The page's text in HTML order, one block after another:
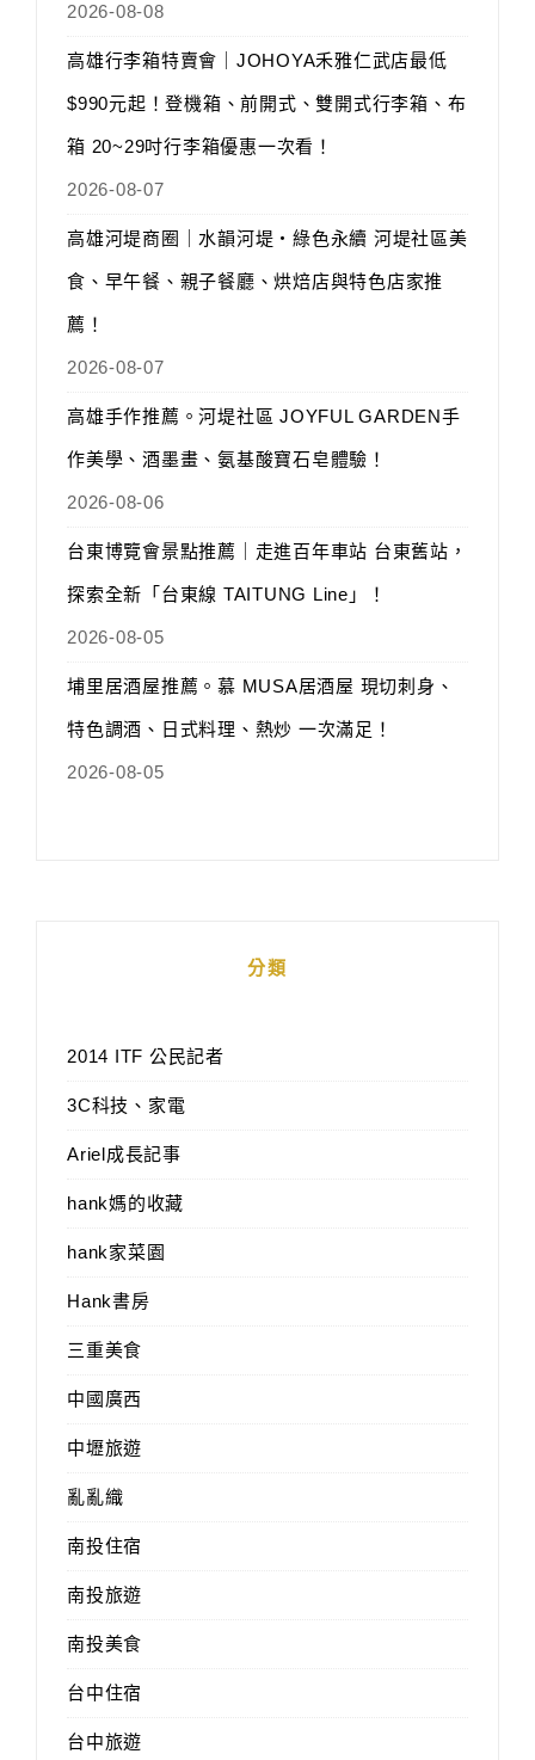
2026-08-08
高雄行李箱特賣會｜JOHOYA禾雅仁武店最低
$990元起！登機箱、前開式、雙開式行李箱、布
箱 20~29吋行李箱優惠一次看！
2026-08-07
高雄河堤商圈｜水韻河堤‧綠色永續 河堤社區美
食、早午餐、親子餐廳、烘焙店與特色店家推
薦！
2026-08-07
高雄手作推薦。河堤社區 JOYFUL GARDEN手
作美學、酒墨畫、氨基酸寶石皂體驗！
2026-08-06
台東博覽會景點推薦｜走進百年車站 台東舊站，
探索全新「台東線 TAITUNG Line」！
2026-08-05
埔里居酒屋推薦。慕 MUSA居酒屋 現切刺身、
特色調酒、日式料理、熱炒 一次滿足！
2026-08-05
分類
2014 ITF 公民記者
3C科技、家電
Ariel成長記事
hank媽的收藏
hank家菜園
Hank書房
三重美食
中國廣西
中壢旅遊
亂亂織
南投住宿
南投旅遊
南投美食
台中住宿
台中旅遊